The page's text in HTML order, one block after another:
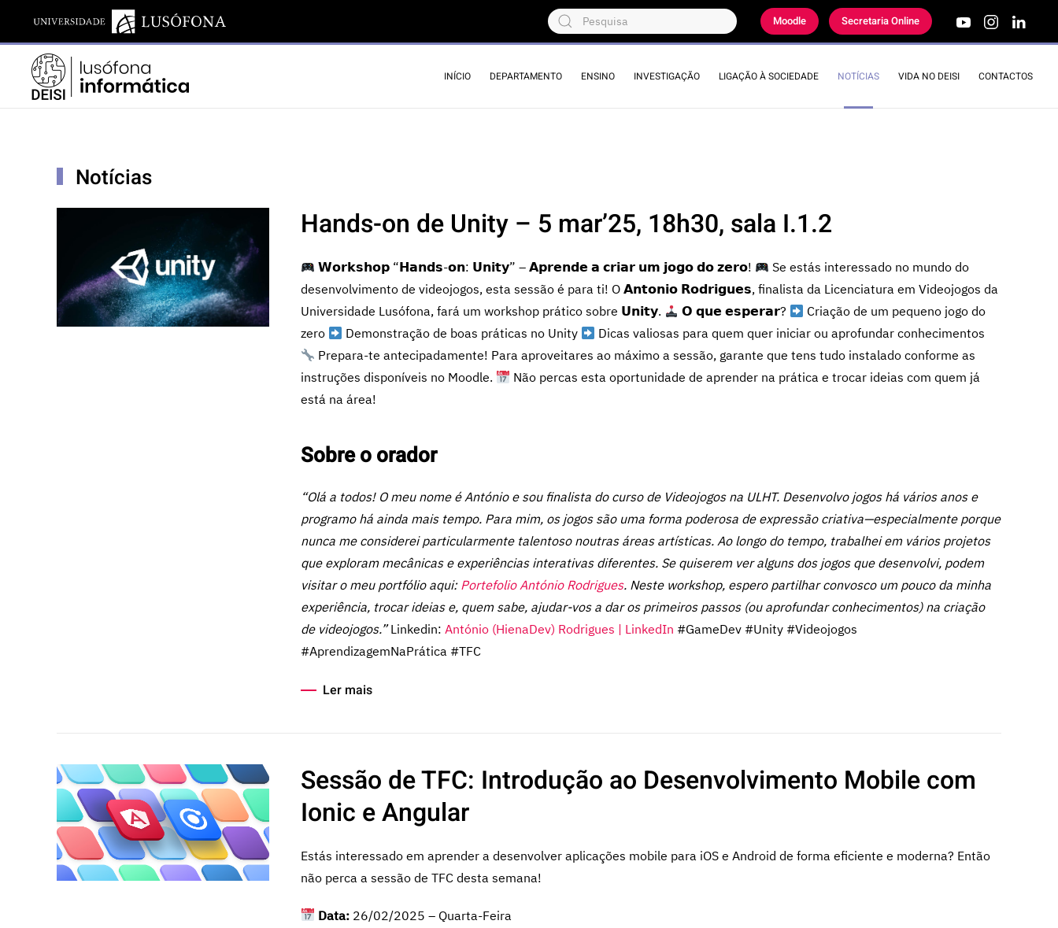
Moodle Secretaria Online
INÍCIO DEPARTAMENTO ENSINO INVESTIGAÇÃO LIGAÇÃO À SOCIEDADE NOTÍCIAS VIDA NO DEISI CONTACTOS
Notícias
Hands-on de Unity – 5 mar’25, 18h30, sala I.1.2
𝗪𝗼𝗿𝗸𝘀𝗵𝗼𝗽 “𝗛𝗮𝗻𝗱𝘀-𝗼𝗻: 𝗨𝗻𝗶𝘁𝘆” – 𝗔𝗽𝗿𝗲𝗻𝗱𝗲 𝗮 𝗰𝗿𝗶𝗮𝗿 𝘂𝗺 𝗷𝗼𝗴𝗼 𝗱𝗼 𝘇𝗲𝗿𝗼!
Se estás interessado no mundo do
desenvolvimento de videojogos, esta sessão é para ti! O 𝗔𝗻𝘁𝗼𝗻𝗶𝗼 𝗥𝗼𝗱𝗿𝗶𝗴𝘂𝗲𝘀, finalista da Licenciatura em Videojogos da
Universidade Lusófona, fará um workshop prático sobre 𝗨𝗻𝗶𝘁𝘆.
𝗢 𝗾𝘂𝗲 𝗲𝘀𝗽𝗲𝗿𝗮𝗿?
Criação de um pequeno jogo do
zero
Demonstração de boas práticas no Unity
Dicas valiosas para quem quer iniciar ou aprofundar conhecimentos
Prepara-te antecipadamente! Para aproveitares ao máximo a sessão, garante que tens tudo instalado conforme as
instruções disponíveis no Moodle.
Não percas esta oportunidade de aprender na prática e trocar ideias com quem já
está na área!
Sobre o orador
“Olá a todos! O meu nome é António e sou finalista do curso de Videojogos na ULHT. Desenvolvo jogos há vários anos e
programo há ainda mais tempo. Para mim, os jogos são uma forma poderosa de expressão criativa—especialmente porque
nunca me considerei particularmente talentoso noutras áreas artísticas. Ao longo do tempo, trabalhei em vários projetos
que exploram mecânicas e experiências interativas diferentes. Se quiserem ver alguns dos jogos que desenvolvi, podem
visitar o meu portfólio aqui: Portefolio António Rodrigues. Neste workshop, espero partilhar convosco um pouco da minha
experiência, trocar ideias e, quem sabe, ajudar-vos a dar os primeiros passos (ou aprofundar conhecimentos) na criação
de videojogos.”Linkedin: António (HienaDev) Rodrigues | LinkedIn #GameDev #Unity #Videojogos
#AprendizagemNaPrática #TFC
Ler mais
Sessão de TFC: Introdução ao Desenvolvimento Mobile com
Ionic e Angular
Estás interessado em aprender a desenvolver aplicações mobile para iOS e Android de forma eficiente e moderna? Então
não perca a sessão de TFC desta semana!
Data: 26/02/2025 – Quarta-Feira